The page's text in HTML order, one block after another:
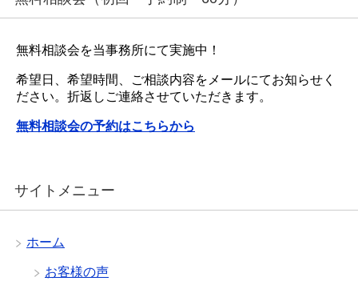
無料相談会を当事務所にて実施中！
希望日、希望時間、ご相談内容をメールにてお知らせく
ださい。折返しご連絡させていただきます。
無料相談会の予約はこちらから
サイトメニュー
ホーム
お客様の声